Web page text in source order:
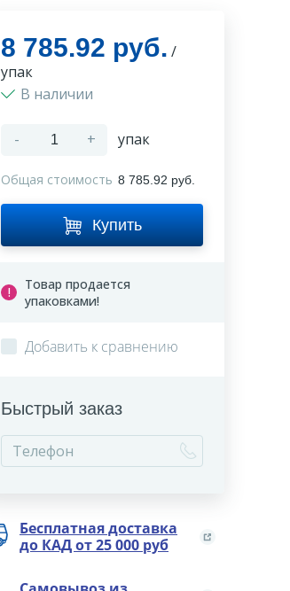
8 785.92 руб. /
упак
В наличии
- + упак
Общая стоимость 8 785.92 руб.
Купить
Товар продается
упаковками!
Добавить к сравнению
Быстрый заказ
Бесплатная доставка
до КАД от 25 000 руб